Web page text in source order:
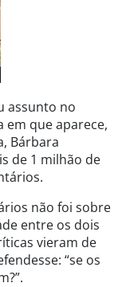
assunto no
em que aparece,
Bárbara
de 1 milhão de
não foi sobre
entre os dois
vieram de
“se os